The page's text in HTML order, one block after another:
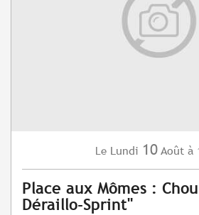
Le Lundi 10 Août à
Place aux Mômes :
Déraillo-Sprint"